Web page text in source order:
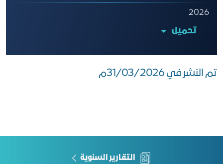
2026
تحميل
تم النشر في 31/03/2026م
التقارير السنوية